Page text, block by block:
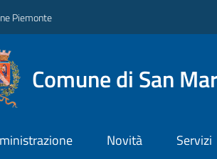
Piemonte
Comune di San
Novità Servizi